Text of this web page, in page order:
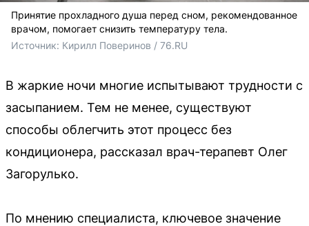
Принятие прохладного душа перед сном, рекомендованное
врачом, помогает снизить температуру тела.
Источник: Кирилл Поверинов / 76.RU
В жаркие ночи многие испытывают трудности с
засыпанием. Тем не менее, существуют
способы облегчить этот процесс без
кондиционера, рассказал врач-терапевт Олег
Загорулько.
По мнению специалиста, ключевое значение